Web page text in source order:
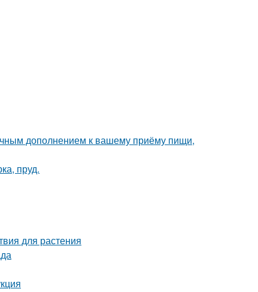
дополнением к вашему приёму пищи,
пруд.
для растения